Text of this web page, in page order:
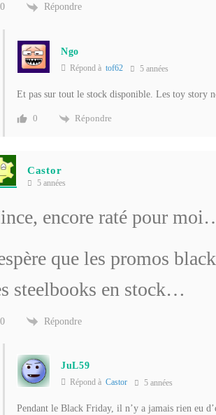
0 Répondre
Ngo
Répond à tof62 5 années
Et pas sur tout le stock disponible. Les toy story
0 Répondre
Castor
5 années
encore raté pour
que les promos
steelbooks en stock…
0 Répondre
JuL59
Répond à Castor 5 années
Pendant le Black Friday, il n’y a jamais rien eu